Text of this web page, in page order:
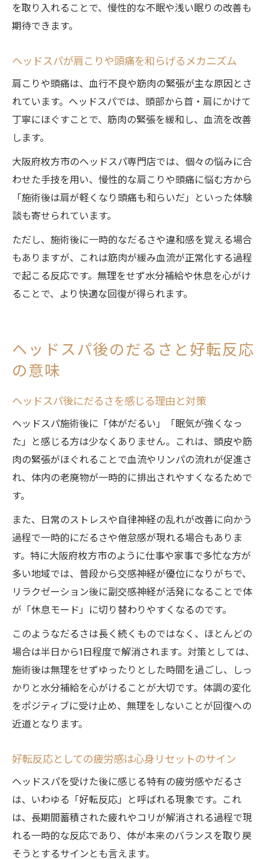
を取り入れることで、慢性的な不眠や浅い眠りの改善も
期待できます。
ヘッドスパが肩こりや頭痛を和らげるメカニズム
肩こりや頭痛は、血行不良や筋肉の緊張が主な原因とさ
れています。ヘッドスパでは、頭部から首・肩にかけて
丁寧にほぐすことで、筋肉の緊張を緩和し、血流を改善
します。
大阪府枚方市のヘッドスパ専門店では、個々の悩みに合
わせた手技を用い、慢性的な肩こりや頭痛に悩む方から
「施術後は肩が軽くなり頭痛も和らいだ」といった体験
談も寄せられています。
ただし、施術後に一時的なだるさや違和感を覚える場合
もありますが、これは筋肉が緩み血流が正常化する過程
で起こる反応です。無理をせず水分補給や休息を心がけ
ることで、より快適な回復が得られます。
ヘッドスパ後のだるさと好転反応
の意味
ヘッドスパ後にだるさを感じる理由と対策
ヘッドスパ施術後に「体がだるい」「眠気が強くなっ
た」と感じる方は少なくありません。これは、頭皮や筋
肉の緊張がほぐれることで血流やリンパの流れが促進さ
れ、体内の老廃物が一時的に排出されやすくなるためで
す。
また、日常のストレスや自律神経の乱れが改善に向かう
過程で一時的にだるさや倦怠感が現れる場合もありま
す。特に大阪府枚方市のように仕事や家事で多忙な方が
多い地域では、普段から交感神経が優位になりがちで、
リラクゼーション後に副交感神経が活発になることで体
が「休息モード」に切り替わりやすくなるのです。
このようなだるさは長く続くものではなく、ほとんどの
場合は半日から1日程度で解消されます。対策としては、
施術後は無理をせずゆったりとした時間を過ごし、しっ
かりと水分補給を心がけることが大切です。体調の変化
をポジティブに受け止め、無理をしないことが回復への
近道となります。
好転反応としての疲労感は心身リセットのサイン
ヘッドスパを受けた後に感じる特有の疲労感やだるさ
は、いわゆる「好転反応」と呼ばれる現象です。これ
は、長期間蓄積された疲れやコリが解消される過程で現
れる一時的な反応であり、体が本来のバランスを取り戻
そうとするサインとも言えます。